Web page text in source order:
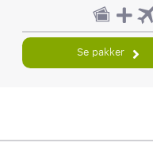
Se pakker